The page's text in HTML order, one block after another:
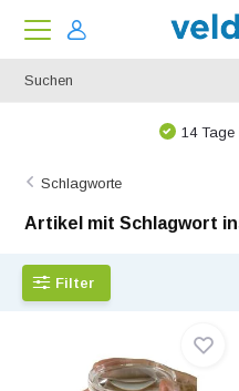
14 Tage
Schlagworte
Artikel mit Schlagwort
Filter